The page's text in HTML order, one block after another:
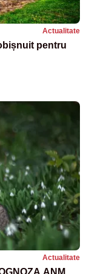
Actualitate
pentru
Actualitate
ANM